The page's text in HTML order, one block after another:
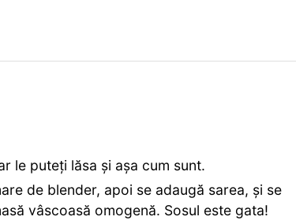
le puteți lăsa și așa cum sunt.
de blender, apoi se adaugă sarea, și se
vâscoasă omogenă. Sosul este gata!